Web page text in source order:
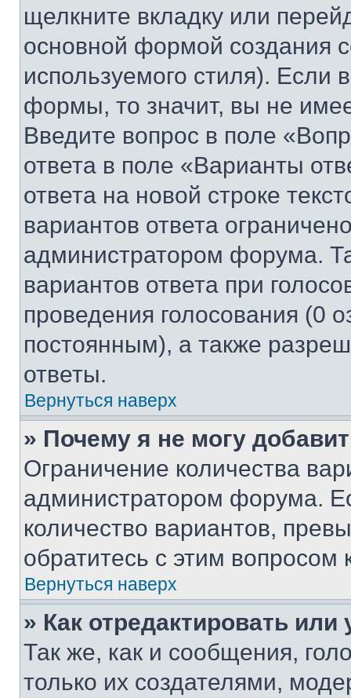
щелкните вкладку или
основной формой создания
используемого стиля). Если
формы, то значит, вы не
Введите вопрос в поле
ответа в поле «Варианты
ответа на новой строке
вариантов ответа
администратором форума.
вариантов ответа при
проведения голосования (0
постоянным), а также
ответы.
Вернуться наверх
» Почему я не могу
Ограничение количества
администратором форума.
количество вариантов,
обратитесь с этим вопросом
Вернуться наверх
» Как отредактировать
Так же, как и сообщения,
только их создателями,